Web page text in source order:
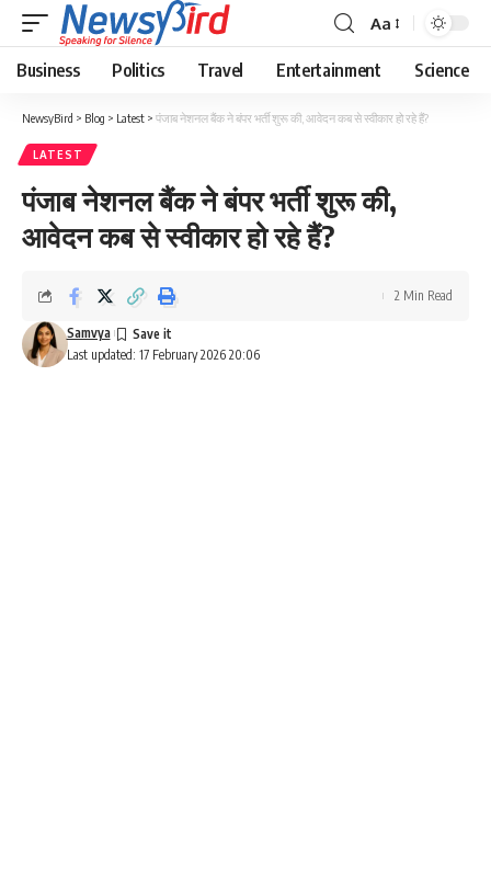
Aa
Business Politics Travel Entertainment Science
NewsyBird > Blog > Latest > पंजाब नेशनल बैंक ने बंपर भर्ती शुरू की, आवेदन कब से स्वीकार हो रहे हैं?
LATEST
पंजाब नेशनल बैंक ने बंपर भर्ती शुरू की,
आवेदन कब से स्वीकार हो रहे हैं?
Last updated: 17 February 2026 20:06
Samvya
2 Min Read